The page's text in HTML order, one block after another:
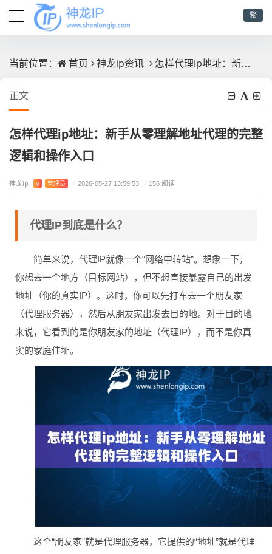
繁
当前位置： 首页 神龙ip资讯 怎样代理ip地址：新手从零理解地址代理的完整逻辑和操作入口
正文
怎样代理ip地址：新手从零理解地址代理的完整
逻辑和操作入口
神龙ip V 管理员 / 2026-05-27 13:59:53 / 156 阅读
代理IP到底是什么？
简单来说，代理IP就像一个“网络中转站”。想象一下，
你想去一个地方（目标网站），但不想直接暴露自己的出发
地址（你的真实IP）。这时，你可以先打车去一个朋友家
（代理服务器），然后从朋友家出发去目的地。对于目的地
来说，它看到的是你朋友家的地址（代理IP），而不是你真
实的家庭住址。
这个“朋友家”就是代理服务器，它提供的“地址”就是代理